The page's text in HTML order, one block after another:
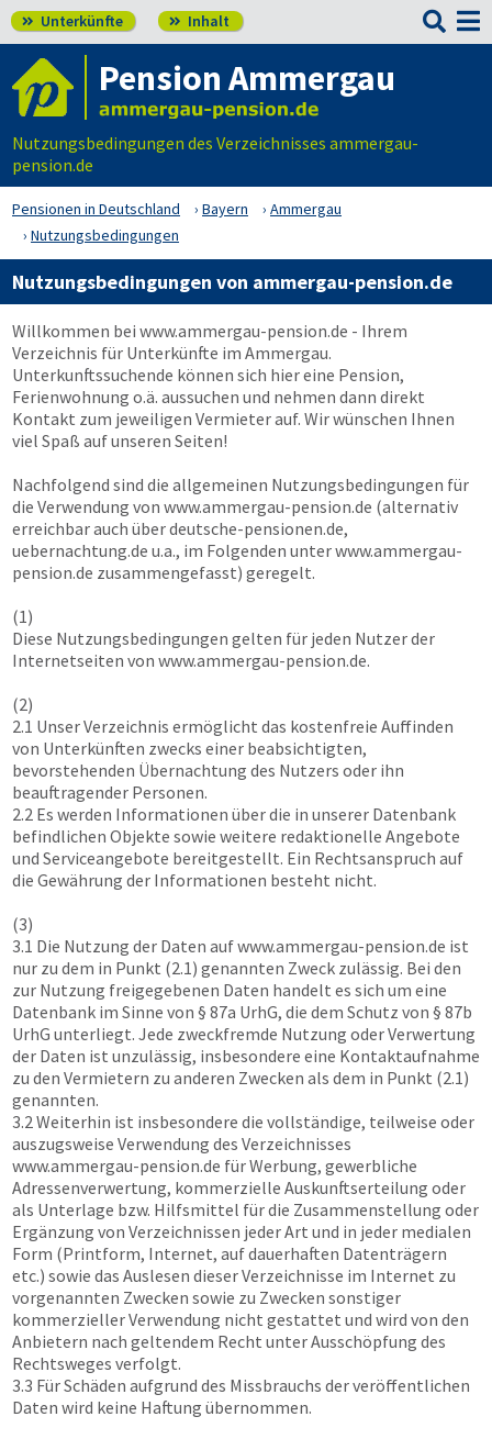
 Unterkünfte  Inhalt 
Pension Ammergau
Nutzungsbedingungen des Verzeichnisses ammergau-
pension.de
Pensionen in Deutschland Bayern
Ammergau
Nutzungsbedingungen
Nutzungsbedingungen von ammergau-pension.de
Willkommen bei www.ammergau-pension.de - Ihrem
Verzeichnis für Unterkünfte im Ammergau.
Unterkunftssuchende können sich hier eine Pension,
Ferienwohnung o.ä. aussuchen und nehmen dann direkt
Kontakt zum jeweiligen Vermieter auf. Wir wünschen Ihnen
viel Spaß auf unseren Seiten!
Nachfolgend sind die allgemeinen Nutzungsbedingungen für
die Verwendung von www.ammergau-pension.de (alternativ
erreichbar auch über deutsche-pensionen.de,
uebernachtung.de u.a., im Folgenden unterwww.ammergau-
pension.de zusammengefasst) geregelt.
(1)
Diese Nutzungsbedingungen gelten für jeden Nutzer der
Internetseiten von www.ammergau-pension.de.
(2)
2.1 Unser Verzeichnis ermöglicht das kostenfreie Auffinden
von Unterkünften zwecks einer beabsichtigten,
bevorstehenden Übernachtung des Nutzers oder ihn
beauftragender Personen.
2.2 Es werden Informationen über die in unserer Datenbank
befindlichen Objekte sowie weitere redaktionelle Angebote
und Serviceangebote bereitgestellt. Ein Rechtsanspruch auf
die Gewährung der Informationen besteht nicht.
(3)
3.1 Die Nutzung der Daten aufwww.ammergau-pension.de ist
nur zu dem in Punkt (2.1) genannten Zweck zulässig. Bei den
zur Nutzung freigegebenen Daten handelt es sich um eine
Datenbank im Sinne von § 87a UrhG, die dem Schutz von § 87b
UrhG unterliegt. Jede zweckfremde Nutzung oder Verwertung
der Daten ist unzulässig, insbesondere eine Kontaktaufnahme
zu den Vermietern zu anderen Zwecken als dem in Punkt (2.1)
genannten.
3.2 Weiterhin ist insbesondere die vollständige, teilweise oder
auszugsweise Verwendung des Verzeichnisses
www.ammergau-pension.de für Werbung, gewerbliche
Adressenverwertung, kommerzielle Auskunftserteilung oder
als Unterlage bzw. Hilfsmittel für die Zusammenstellung oder
Ergänzung von Verzeichnissen jeder Art und in jeder medialen
Form (Printform, Internet, auf dauerhaften Datenträgern
etc.) sowie das Auslesen dieser Verzeichnisse im Internet zu
vorgenannten Zwecken sowie zu Zwecken sonstiger
kommerzieller Verwendung nicht gestattet und wird von den
Anbietern nach geltendem Recht unter Ausschöpfung des
Rechtsweges verfolgt.
3.3 Für Schäden aufgrund des Missbrauchs der veröffentlichen
Daten wird keine Haftung übernommen.